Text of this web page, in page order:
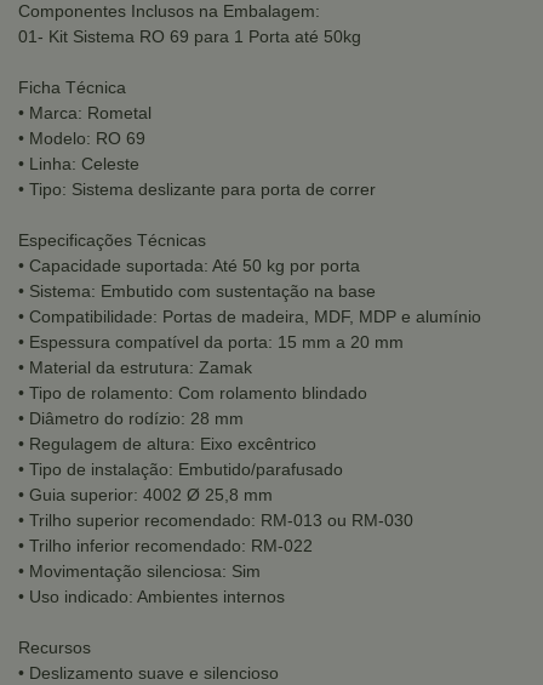
Componentes Inclusos na Embalagem:
01- Kit Sistema RO 69 para 1 Porta até 50kg
Ficha Técnica
• Marca: Rometal
• Modelo: RO 69
• Linha: Celeste
• Tipo: Sistema deslizante para porta de correr
Especificações Técnicas
• Capacidade suportada: Até 50 kg por porta
• Sistema: Embutido com sustentação na base
• Compatibilidade: Portas de madeira, MDF, MDP e alumínio
• Espessura compatível da porta: 15 mm a 20 mm
• Material da estrutura: Zamak
• Tipo de rolamento: Com rolamento blindado
• Diâmetro do rodízio: 28 mm
• Regulagem de altura: Eixo excêntrico
• Tipo de instalação: Embutido/parafusado
• Guia superior: 4002 Ø 25,8 mm
• Trilho superior recomendado: RM-013 ou RM-030
• Trilho inferior recomendado: RM-022
• Movimentação silenciosa: Sim
• Uso indicado: Ambientes internos
Recursos
• Deslizamento suave e silencioso